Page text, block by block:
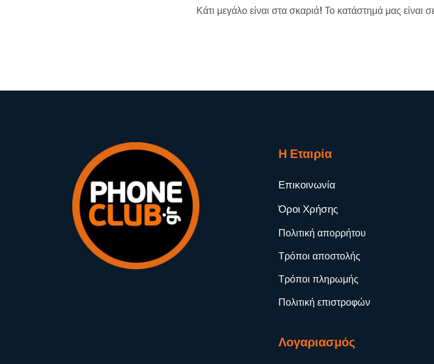
Κάτι μεγάλο είναι στα σκαριά! Το κατάστημά μας είναι
Η Εταιρία
Επικοινωνία
Όροι Χρήσης
Πολιτική απορρήτου
Τρόποι αποστολής
Τρόποι πληρωμής
Πολιτική επιστροφών
Λογαριασμός